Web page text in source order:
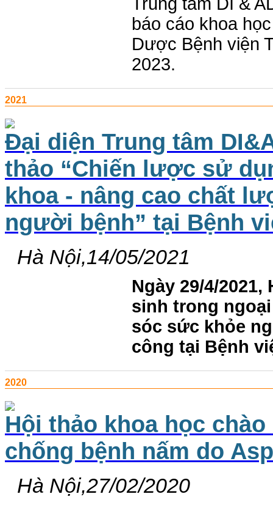
báo cáo khoa
Dược Bệnh viện
2023.
2021
Đại diện Trung tâm
thảo “Chiến lược sử
khoa - nâng cao chất
người bệnh” tại Bệnh
Hà Nội,14/05/2021
Ngày 29/4/
sinh trong
sóc sức khỏe
công tại Bệnh
2020
Hội thảo khoa học
chống bệnh nấm do
Hà Nội,27/02/2020